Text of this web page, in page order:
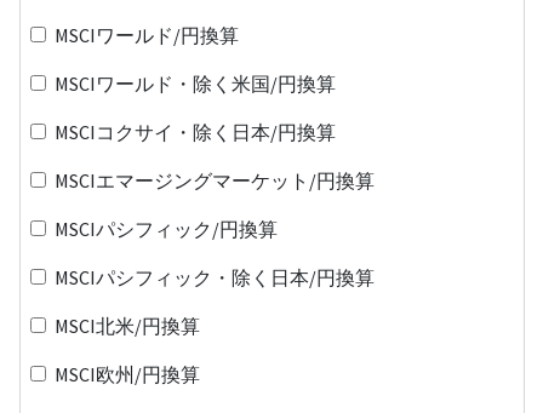
MSCIワールド/円換算
MSCIワールド・除く米国/円換算
MSCIコクサイ・除く日本/円換算
MSCIエマージングマーケット/円換算
MSCIパシフィック/円換算
MSCIパシフィック・除く日本/円換算
MSCI北米/円換算
MSCI欧州/円換算